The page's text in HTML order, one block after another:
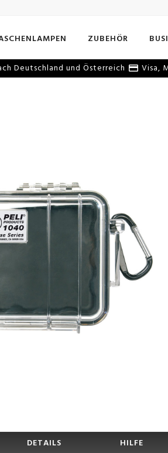
ZUBEHÖR
Deutschland und Österreich Visa,
DETAILS HILFE